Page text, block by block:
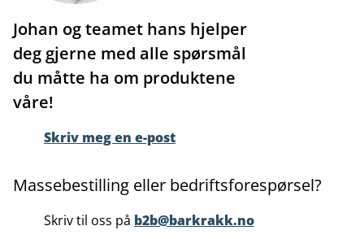
Johan og teamet hans hjelper
deg gjerne med alle spørsmål
du måtte ha om produktene
våre!
Skriv meg en e-post
Massebestilling eller bedriftsforespørsel?
Skriv til oss på b2b@barkrakk.no